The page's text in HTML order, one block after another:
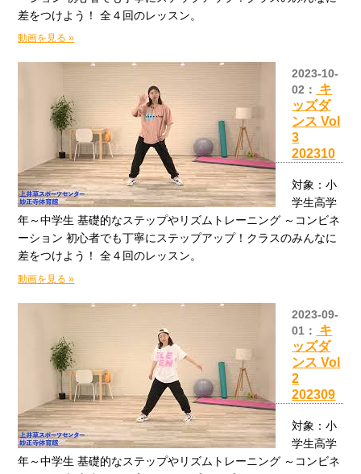
差をつけよう！ 全４回のレッスン。
動画を見る »
2023-10-
02：
キ
ッズダ
ンス Vol
3
202310
対象：小
学生高学
年～中学生 基礎的なステップやリズムトレーニング ～コンビネ
ーション 初心者でも丁寧にステップアップ！クラスのみんなに
差をつけよう！ 全４回のレッスン。
動画を見る »
2023-09-
01：
キ
ッズダ
ンス Vol
2
202309
対象：小
学生高学
年～中学生 基礎的なステップやリズムトレーニング ～コンビネ